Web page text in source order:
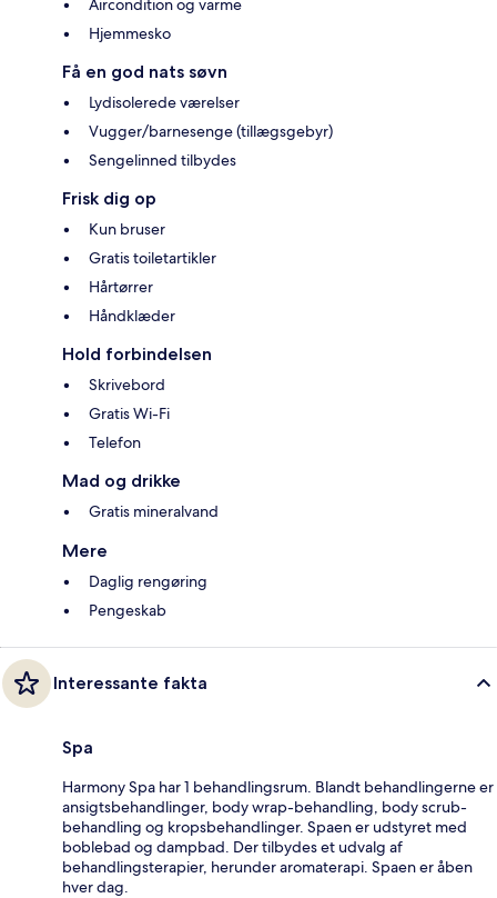
Aircondition og varme
Hjemmesko
Få en god nats søvn
Lydisolerede værelser
Vugger/barnesenge (tillægsgebyr)
Sengelinned tilbydes
Frisk dig op
Kun bruser
Gratis toiletartikler
Hårtørrer
Håndklæder
Hold forbindelsen
Skrivebord
Gratis Wi-Fi
Telefon
Mad og drikke
Gratis mineralvand
Mere
Daglig rengøring
Pengeskab
Interessante fakta
Spa
Harmony Spa har 1 behandlingsrum. Blandt behandlingerne er
ansigtsbehandlinger, body wrap-behandling, body scrub-
behandling og kropsbehandlinger. Spaen er udstyret med
boblebad og dampbad. Der tilbydes et udvalg af
behandlingsterapier, herunder aromaterapi. Spaen er åben
hver dag.